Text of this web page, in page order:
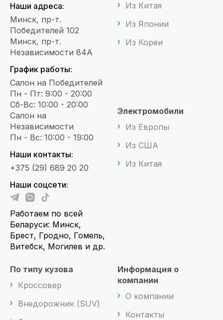
Наши адреса:
Минск, пр-т.
Победителей 102
Минск, пр-т.
Независимости 84А
График работы:
Салон на Победителей
Пн - Пт: 9:00 - 20:00
Сб-Вс: 10:00 - 20:00
Салон на
Независимости
Пн - Вс: 10:00 - 19:00
Наши контакты:
+375 (29) 689 20 20
Наши соцсети:
Работаем по всей
Беларуси: Минск,
Брест, Гродно, Гомель,
Витебск, Могилев и др.
Из Китая
Из Японии
Из Кореи
Электромобили
Из Европы
Из США
Из Китая
По типу кузова
Кроссовер
Внедорожник (SUV)
Информация о
компании
О компании
Контакты